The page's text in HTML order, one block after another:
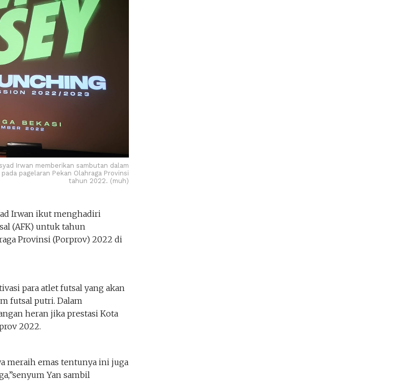
Irwan memberikan sambutan dalam
pagelaran Pekan Olahraga Provinsi
tahun 2022. (muh)
Irwan ikut menghadiri
(AFK) untuk tahun
Provinsi (Porprov) 2022 di
para atlet futsal yang akan
futsal putri. Dalam
heran jika prestasi Kota
2022.
meraih emas tentunya ini juga
Yan sambil